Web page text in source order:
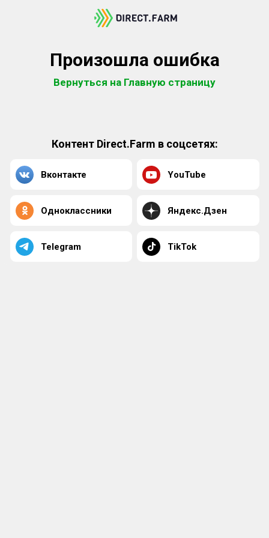
Произошла ошибка
Вернуться на Главную страницу
Контент Direct.Farm в соцсетях:
Вконтакте YouTube
Одноклассники Яндекс.Дзен
Telegram TikTok